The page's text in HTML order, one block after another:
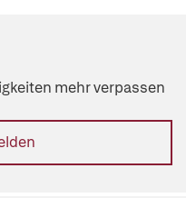
mehr verpassen